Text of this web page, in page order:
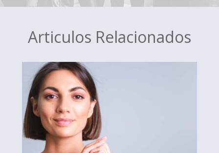
Articulos Relacionados